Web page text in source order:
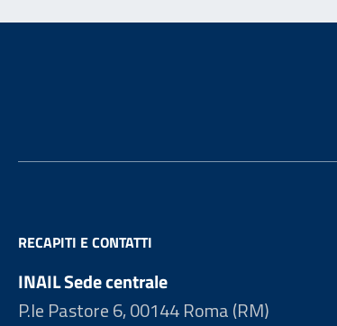
RECAPITI E CONTATTI
INAIL Sede centrale
P.le Pastore 6, 00144 Roma (RM)